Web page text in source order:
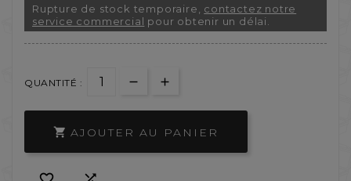
Rupture de stock temporaire, contactez notre
service commercial pour obtenir un délai.
QUANTITÉ :
 AJOUTER AU PANIER